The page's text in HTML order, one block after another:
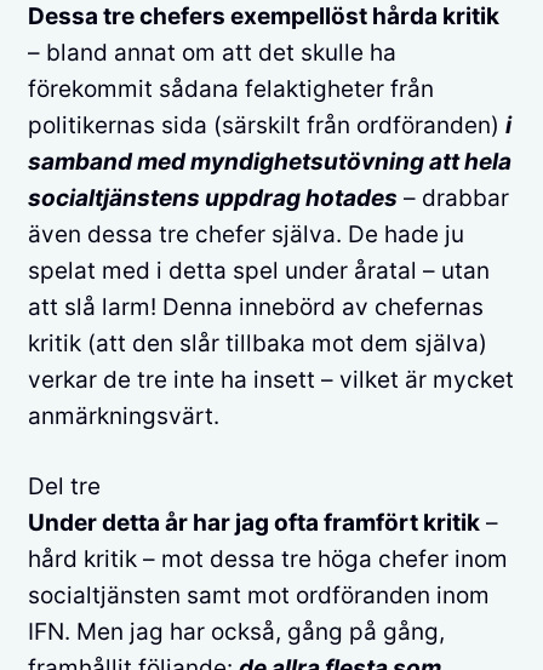
Dessa tre chefers exempellöst hårda kritik
– bland annat om att det skulle ha
förekommit sådana felaktigheter från
politikernas sida (särskilt från ordföranden) i
samband med myndighetsutövning att hela
socialtjänstens uppdrag hotades – drabbar
även dessa tre chefer själva. De hade ju
spelat med i detta spel under åratal – utan
att slå larm! Denna innebörd av chefernas
kritik (att den slår tillbaka mot dem själva)
verkar de tre inte ha insett – vilket är mycket
anmärkningsvärt.
Del tre
Under detta år har jag ofta framfört kritik –
hård kritik – mot dessa tre höga chefer inom
socialtjänsten samt mot ordföranden inom
IFN. Men jag har också, gång på gång,